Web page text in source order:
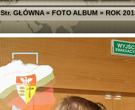
Str. GŁÓWNA»FOTO ALBUM»ROK